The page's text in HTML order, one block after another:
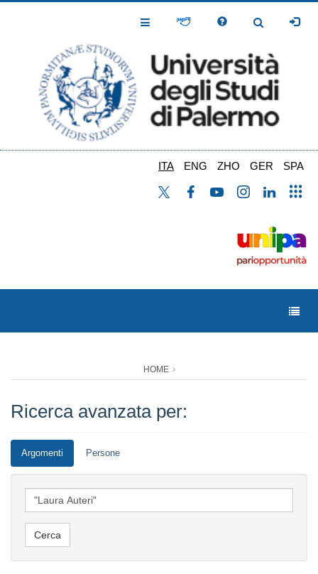
Toggle
Toggle
ITA ENG ZHO GER SPA
HOME
Ricerca avanzata per:
Argomenti Persone